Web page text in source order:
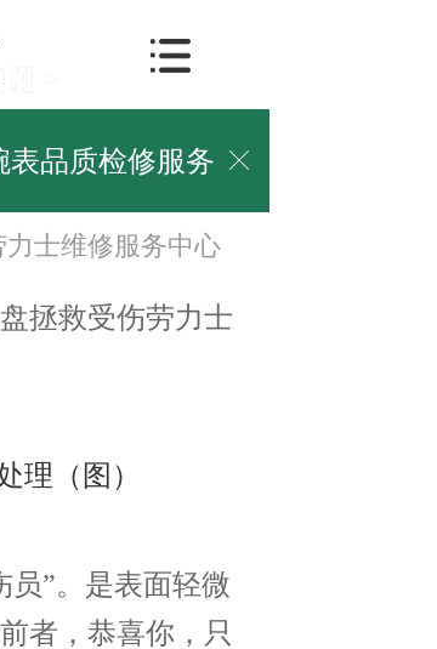
表品质检修服务 
士维修服务中心
拯救受伤劳力士
”。是表面轻微
者，恭喜你，只